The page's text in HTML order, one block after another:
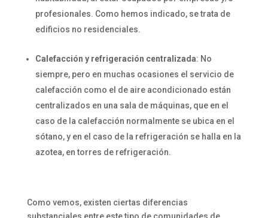
profesionales. Como hemos indicado, se trata de
edificios no residenciales.
Calefacción y refrigeración centralizada: No
siempre, pero en muchas ocasiones el servicio de
calefacción como el de aire acondicionado están
centralizados en una sala de máquinas, que en el
caso de la calefacción normalmente se ubica en el
sótano, y en el caso de la refrigeración se halla en la
azotea, en torres de refrigeración.
Como vemos, existen ciertas diferencias